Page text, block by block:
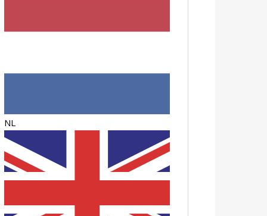
NL